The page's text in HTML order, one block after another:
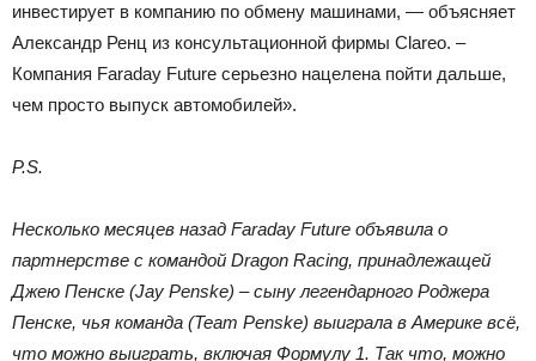
инвестирует в компанию по обмену машинами, — объясняет
Александр Ренц из консультационной фирмы Clareo. –
Компания Faraday Future серьезно нацелена пойти дальше,
чем просто выпуск автомобилей».
P.S.
Несколько месяцев назад Faraday Future объявила о
партнерстве с командой Dragon Racing, принадлежащей
Джею Пенске (Jay Penske) – сыну легендарного Роджера
Пенске, чья команда (Team Penske) выиграла в Америке всё,
что можно выиграть, включая Формулу 1. Так что, можно